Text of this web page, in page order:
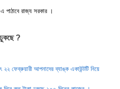
পাঠাবে রাজ্য সরকার ।
ঢুকছে ?
ফেব্রুয়ারী আপনাদের ব্যাঙ্ক একাউন্টটি নিয়ে